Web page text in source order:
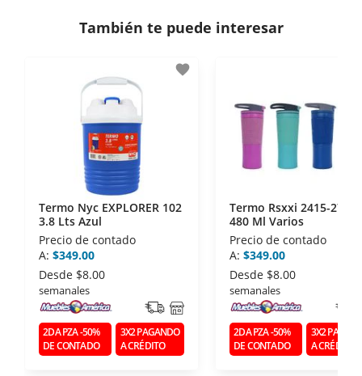
- Certificados de seguridad SSL y Encriptación 3D.
disposiciones legales y Códigos de Ética de la
Asociación Mexicana de Internet (AIMX).
- Nos encontramos en la lista de socios Activos de
la Asociación de Internet.MX.
También te puede interesar
favorite
Termo Nyc EXPLORER 102
3.8 Lts Azul
Precio de contado
A: $349.00
Desde $8.00
semanales
2DA PZA -50%
DE CONTADO
3X2 PAGANDO
A CRÉDITO
Termo Rsxxi 2415-2733
480 Ml Varios
Precio de contado
A: $349.00
Desde $8.00
semanales
2DA PZA -50%
DE CONTADO
3X2
A CRÉDITO